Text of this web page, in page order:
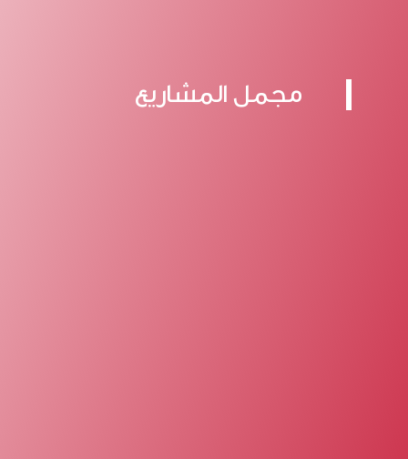
مجمل المشاريع